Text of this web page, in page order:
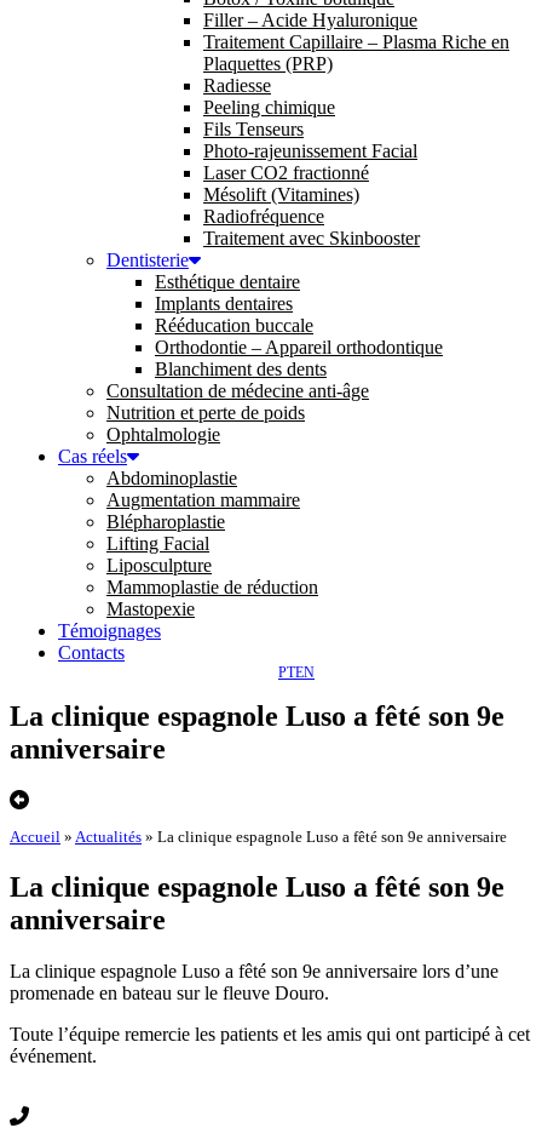
Filler – Acide Hyaluronique
Traitement Capillaire – Plasma Riche en
Plaquettes (PRP)
Radiesse
Peeling chimique
Fils Tenseurs
Photo-rajeunissement Facial
Laser CO2 fractionné
Mésolift (Vitamines)
Radiofréquence
Traitement avec Skinbooster
Dentisterie
Esthétique dentaire
Implants dentaires
Rééducation buccale
Orthodontie – Appareil orthodontique
Blanchiment des dents
Consultation de médecine anti-âge
Nutrition et perte de poids
Ophtalmologie
Cas réels
Abdominoplastie
Augmentation mammaire
Blépharoplastie
Lifting Facial
Liposculpture
Mammoplastie de réduction
Mastopexie
Témoignages
Contacts
PTEN
La clinique espagnole Luso a fêté son 9e
anniversaire
Accueil » Actualités » La clinique espagnole Luso a fêté son 9e anniversaire
La clinique espagnole Luso a fêté son 9e
anniversaire
La clinique espagnole Luso a fêté son 9e anniversaire lors d’une
promenade en bateau sur le fleuve Douro.
Toute l’équipe remercie les patients et les amis qui ont participé à cet
événement.